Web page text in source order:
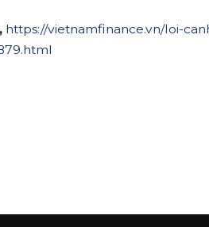
https://vietnamfinance.vn/loi-